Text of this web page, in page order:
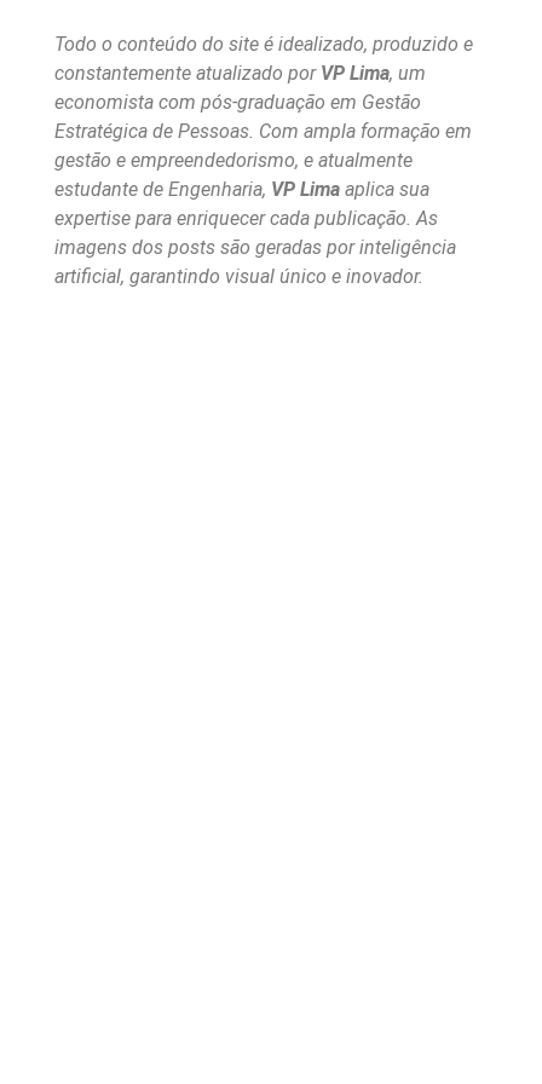
Todo o conteúdo do site é idealizado, produzido e
constantemente atualizado por VP Lima, um
economista com pós-graduação em Gestão
Estratégica de Pessoas. Com ampla formação em
gestão e empreendedorismo, e atualmente
estudante de Engenharia, VP Lima aplica sua
expertise para enriquecer cada publicação. As
imagens dos posts são geradas por inteligência
artificial, garantindo visual único e inovador.